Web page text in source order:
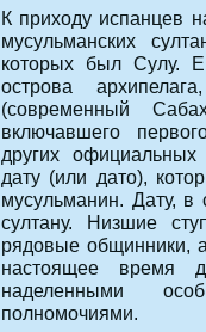
К приходу испанцев
мусульманских
которых был Сулу.
острова
(современный
включавшего
других
дату (или дато),
мусульманин. Дату, в
султану. Низшие
рядовые общинники,
настоящее время
наделенными
полномочиями.